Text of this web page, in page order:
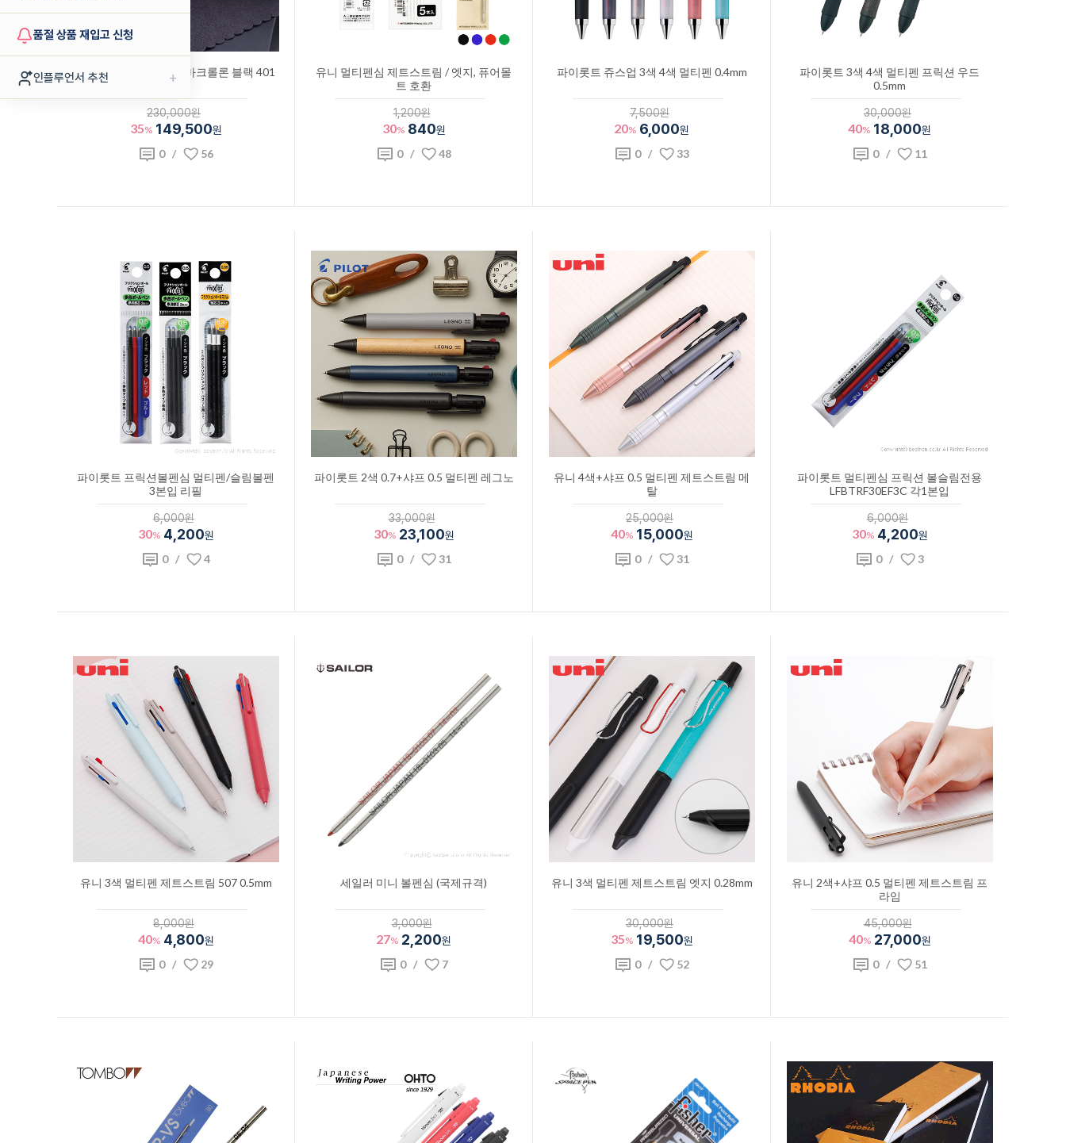
품절 상품 재입고 신청
인플루언서 추천 +
라미 4색 멀티펜 2000 마크롤론 블랙 401
230,000원
35% 149,500원
0/ 56
유니 멀티펜심 제트스트림 / 엣지, 퓨어몰
트 호환
1,200원
30% 840원
0/ 48
파이롯트 쥬스업 3색 4색 멀티펜 0.4mm
7,500원
20% 6,000원
0/ 33
파이롯트 3색 4색 멀티펜 프릭션 우드
0.5mm
30,000원
40% 18,000원
0/ 11
파이롯트 프릭션볼펜심 멀티펜/슬림볼펜
3본입 리필
6,000원
30% 4,200원
0/ 4
파이롯트 2색 0.7+샤프 0.5 멀티펜 레그노
33,000원
30% 23,100원
0/ 31
유니 4색+샤프 0.5 멀티펜 제트스트림 메
탈
25,000원
40% 15,000원
0/ 31
파이롯트 멀티펜심 프릭션 볼슬림전용
LFBTRF30EF3C 각1본입
6,000원
30% 4,200원
0/ 3
유니 3색 멀티펜 제트스트림 507 0.5mm
8,000원
40% 4,800원
0/ 29
세일러 미니 볼펜심 (국제규격)
3,000원
27% 2,200원
0/ 7
유니 3색 멀티펜 제트스트림 엣지 0.28mm
30,000원
35% 19,500원
0/ 52
유니 2색+샤프 0.5 멀티펜 제트스트림 프
라임
45,000원
40% 27,000원
0/ 51